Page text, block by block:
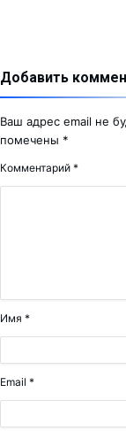
Добавить
Ваш адрес email не
помечены *
Комментарий *
Имя *
Email *